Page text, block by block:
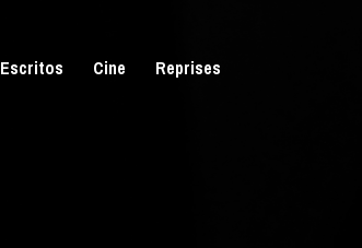
Escritos Cine Reprises